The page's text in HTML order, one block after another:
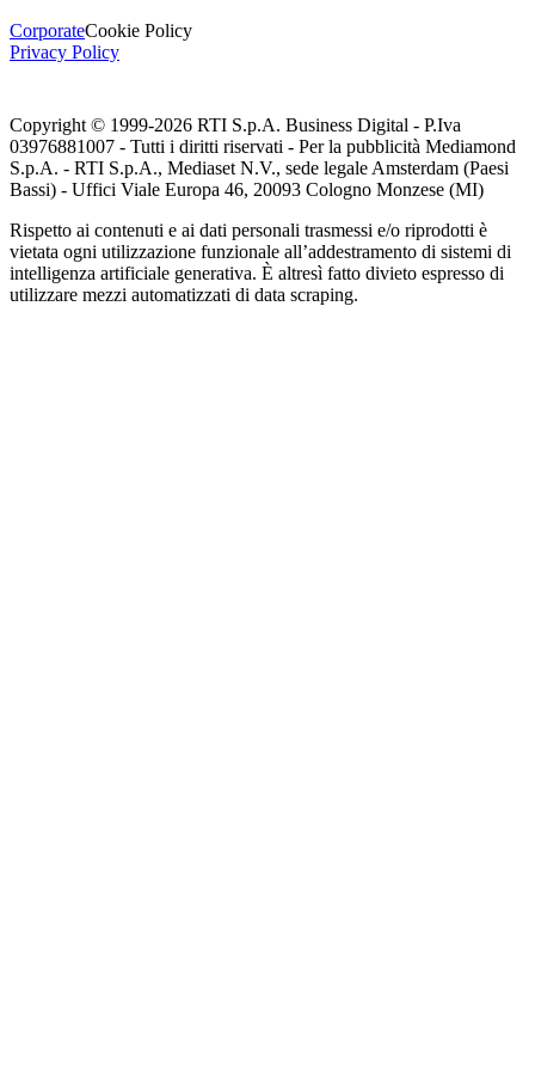
CorporateCookie Policy
Privacy Policy
Copyright © 1999-2026 RTI S.p.A. Business Digital - P.Iva
03976881007 - Tutti i diritti riservati - Per la pubblicità Mediamond
S.p.A. - RTI S.p.A., Mediaset N.V., sede legale Amsterdam (Paesi
Bassi) - Uffici Viale Europa 46, 20093 Cologno Monzese (MI)
Rispetto ai contenuti e ai dati personali trasmessi e/o riprodotti è
vietata ogni utilizzazione funzionale all’addestramento di sistemi di
intelligenza artificiale generativa. È altresì fatto divieto espresso di
utilizzare mezzi automatizzati di data scraping.